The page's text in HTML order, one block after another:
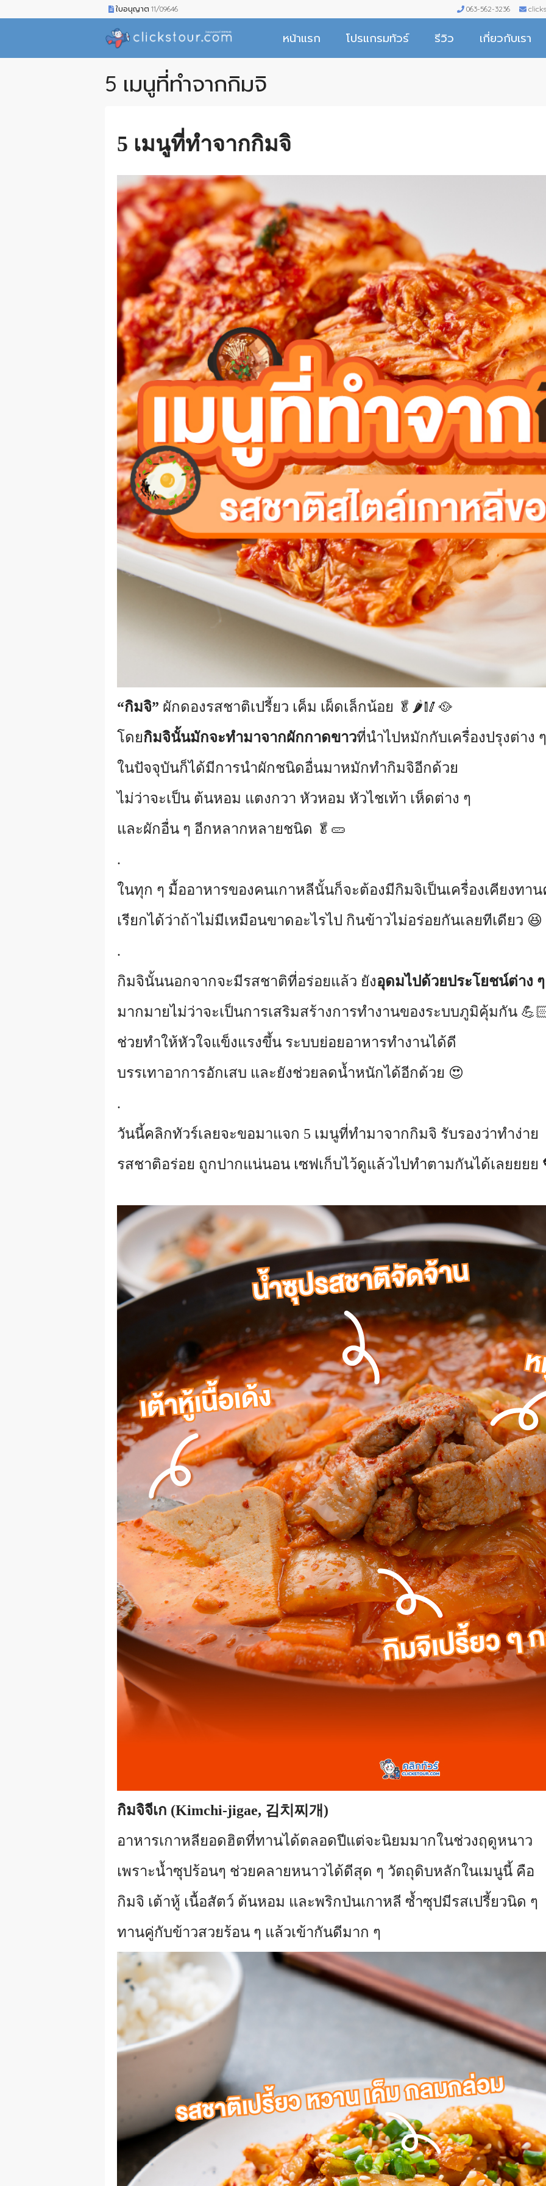
ใบอนุญาต 11/09646 063-562-3236
หน้าแรก โปรแกรมทัวร์ รีวิว เกี่ยวกับเรา
5 เมนูที่ทำจากกิมจิ
5 เมนูที่ทำจากกิมจิ
“กิมจิ” ผักดองรสชาติเปรี้ยว เค็ม เผ็ดเล็กน้อย 🥬🌶🥢🥘
โดยกิมจินั้นมักจะทำมาจากผักกาดขาวที่นำไปหมักกับเครื่องปรุงต่าง ๆ
ในปัจจุบันก็ได้มีการนำผักชนิดอื่นมาหมักทำกิมจิอีกด้วย
ไม่ว่าจะเป็น ต้นหอม แตงกวา หัวหอม หัวไชเท้า เห็ดต่าง ๆ
และผักอื่น ๆ อีกหลากหลายชนิด 🥬 🥒
.
ในทุก ๆ มื้ออาหารของคนเกาหลีนั้นก็จะต้องมีกิมจิเป็นเครื่องเคียงทา
เรียกได้ว่าถ้าไม่มีเหมือนขาดอะไรไป กินข้าวไม่อร่อยกันเลยทีเดียว 😆
.
กิมจินั้นนอกจากจะมีรสชาติที่อร่อยแล้ว ยังอุดมไปด้วยประโยชน์ต่าง ๆ
มากมายไม่ว่าจะเป็นการเสริมสร้างการทำงานของระบบภูมิคุ้มกัน
ช่วยทำให้หัวใจแข็งแรงขึ้น ระบบย่อยอาหารทำงานได้ดี
บรรเทาอาการอักเสบ และยังช่วยลดน้ำหนักได้อีกด้วย 😍
.
วันนี้คลิกทัวร์เลยจะขอมาแจก 5 เมนูที่ทำมาจากกิมจิ รับรองว่าทำง่าย
รสชาติอร่อย ถูกปากแน่นอน เซฟเก็บไว้ดูแล้วไปทำตามกันได้เลยยยย
กิมจิจีเก (Kimchi-jigae, 김치찌개)
อาหารเกาหลียอดฮิตที่ทานได้ตลอดปีแต่จะนิยมมากในช่วงฤดูหนาว
เพราะน้ำซุปร้อนๆ ช่วยคลายหนาวได้ดีสุด ๆ วัตถุดิบหลักในเมนูนี้ คือ
กิมจิ เต้าหู้ เนื้อสัตว์ ต้นหอม และพริกป่นเกาหลี ซ้ำซุปมีรสเปรี้ยวนิด ๆ
ทานคู่กับข้าวสวยร้อน ๆ แล้วเข้ากันดีมาก ๆ